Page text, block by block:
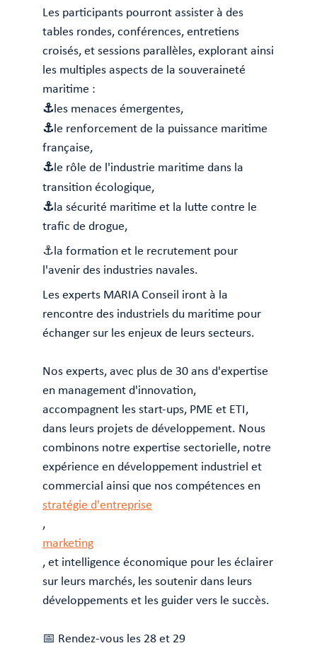
Les participants pourront assister à des
tables rondes, conférences, entretiens
croisés, et sessions parallèles, explorant ainsi
les multiples aspects de la souveraineté
maritime :
⚓les menaces émergentes,
⚓le renforcement de la puissance maritime
française,
⚓le rôle de l'industrie maritime dans la
transition écologique,
⚓la sécurité maritime et la lutte contre le
trafic de drogue,
⚓la formation et le recrutement pour
l'avenir des industries navales.
Les experts MARIA Conseil iront à la
rencontre des industriels du maritime pour
échanger sur les enjeux de leurs secteurs.
Nos experts, avec plus de 30 ans d'expertise
en management d'innovation,
accompagnent les start-ups, PME et ETI,
dans leurs projets de développement. Nous
combinons notre expertise sectorielle, notre
expérience en développement industriel et
commercial ainsi que nos compétences en
stratégie d'entreprise
,
marketing
, et intelligence économique pour les éclairer
sur leurs marchés, les soutenir dans leurs
développements et les guider vers le succès.
📅 Rendez-vous les 28 et 29